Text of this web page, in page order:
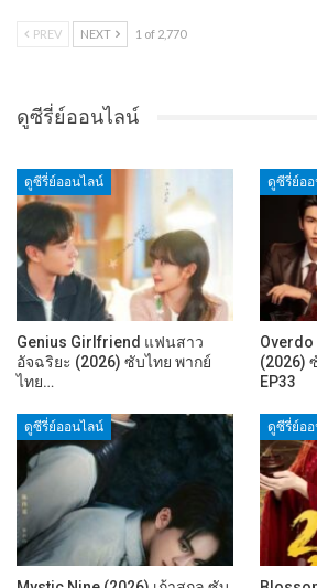
PREV NEXT 1 of 2,770
ดูซีรี่ย์ออนไลน์
ดูซีรี่ย์ออนไลน์
Genius Girlfriend แฟนสาว
อัจฉริยะ (2026) ซับไทย พากย์
ไทย…
ดูซีรี่ย์อ
(2026)
EP33
ดูซีรี่ย์ออนไลน์ ดูซีรี่ย์อ